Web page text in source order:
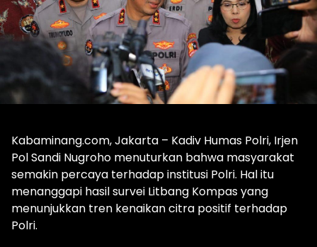
Kabaminang.com, Jakarta – Kadiv Humas Polri, Irjen
Pol Sandi Nugroho menuturkan bahwa masyarakat
semakin percaya terhadap institusi Polri. Hal itu
menanggapi hasil survei Litbang Kompas yang
menunjukkan tren kenaikan citra positif terhadap
Polri.